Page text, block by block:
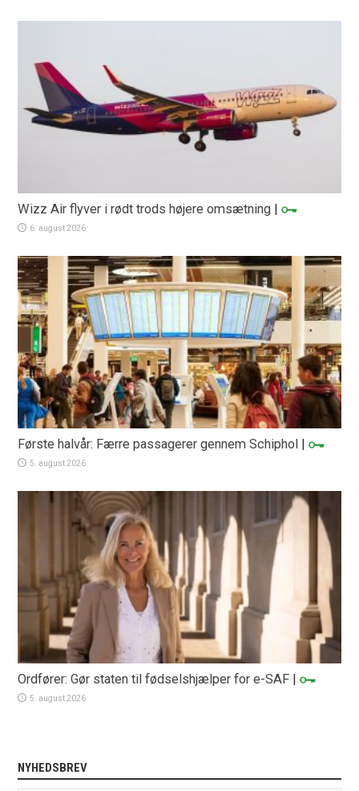
Wizz Air flyver i rødt trods højere omsætning |
6. august 2026
Første halvår: Færre passagerer gennem Schiphol |
5. august 2026
Ordfører: Gør staten til fødselshjælper for e-SAF |
5. august 2026
NYHEDSBREV